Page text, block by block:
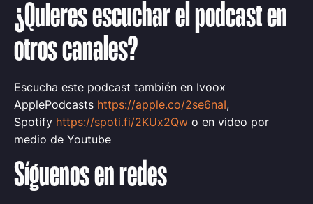
¿Quieres escuchar el podcast en
otros canales?
Escucha este podcast también en Ivoox
ApplePodcasts https://apple.co/2se6naI,
Spotify https://spoti.fi/2KUx2Qw o en video por
medio de Youtube
Síguenos en redes